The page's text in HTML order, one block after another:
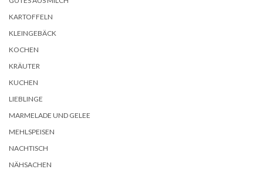
KARTOFFELN
KLEINGEBÄCK
KOCHEN
KRÄUTER
KUCHEN
LIEBLINGE
MARMELADE UND GELEE
MEHLSPEISEN
NACHTISCH
NÄHSACHEN